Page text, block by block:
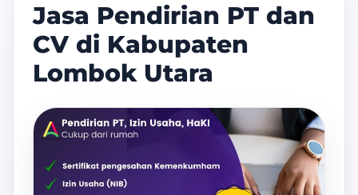
Jasa Pendirian PT dan
CV di Kabupaten
Lombok Utara